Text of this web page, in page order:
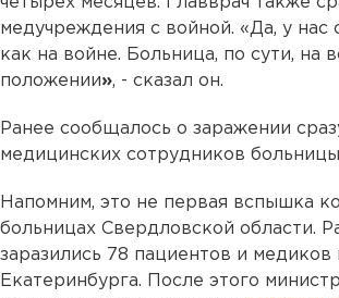
медучреждения с войной. «Да, у нас
как на войне. Больница, по сути, на
положении», - сказал он.
Ранее сообщалось о заражении
медицинских сотрудников
Напомним, это не первая вспышка
больницах Свердловской области.
заразились 78 пациентов и медиков
Екатеринбурга. После этого